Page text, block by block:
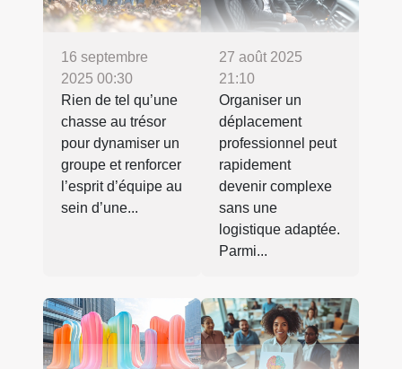
16 septembre
2025 00:30
Rien de tel qu’une
chasse au trésor
pour dynamiser un
groupe et renforcer
l’esprit d’équipe au
sein d’une...
27 août 2025
21:10
Organiser un
déplacement
professionnel peut
rapidement
devenir complexe
sans une
logistique adaptée.
Parmi...